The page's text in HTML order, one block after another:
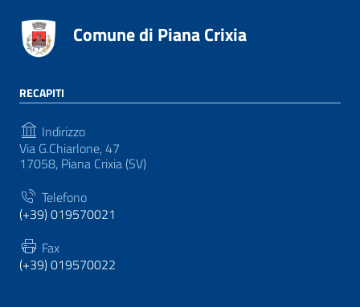
Comune di Piana Crixia
RECAPITI
Indirizzo
Via G.Chiarlone, 47
17058, Piana Crixia (SV)
Telefono
(+39) 019570021
Fax
(+39) 019570022